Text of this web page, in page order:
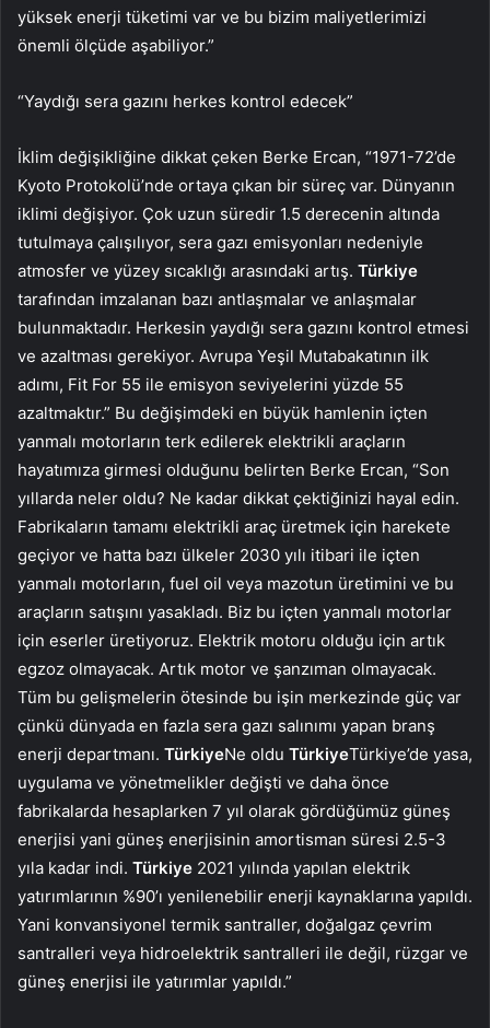
yüksek enerji tüketimi var ve bu bizim maliyetlerimizi
önemli ölçüde aşabiliyor.”
“Yaydığı sera gazını herkes kontrol edecek”
İklim değişikliğine dikkat çeken Berke Ercan, “1971-72’de
Kyoto Protokolü’nde ortaya çıkan bir süreç var. Dünyanın
iklimi değişiyor. Çok uzun süredir 1.5 derecenin altında
tutulmaya çalışılıyor, sera gazı emisyonları nedeniyle
atmosfer ve yüzey sıcaklığı arasındaki artış. Türkiye
tarafından imzalanan bazı antlaşmalar ve anlaşmalar
bulunmaktadır. Herkesin yaydığı sera gazını kontrol etmesi
ve azaltması gerekiyor. Avrupa Yeşil Mutabakatının ilk
adımı, Fit For 55 ile emisyon seviyelerini yüzde 55
azaltmaktır.” Bu değişimdeki en büyük hamlenin içten
yanmalı motorların terk edilerek elektrikli araçların
hayatımıza girmesi olduğunu belirten Berke Ercan, “Son
yıllarda neler oldu? Ne kadar dikkat çektiğinizi hayal edin.
Fabrikaların tamamı elektrikli araç üretmek için harekete
geçiyor ve hatta bazı ülkeler 2030 yılı itibari ile içten
yanmalı motorların, fuel oil veya mazotun üretimini ve bu
araçların satışını yasakladı. Biz bu içten yanmalı motorlar
için eserler üretiyoruz. Elektrik motoru olduğu için artık
egzoz olmayacak. Artık motor ve şanzıman olmayacak.
Tüm bu gelişmelerin ötesinde bu işin merkezinde güç var
çünkü dünyada en fazla sera gazı salınımı yapan branş
enerji departmanı. TürkiyeNe oldu TürkiyeTürkiye’de yasa,
uygulama ve yönetmelikler değişti ve daha önce
fabrikalarda hesaplarken 7 yıl olarak gördüğümüz güneş
enerjisi yani güneş enerjisinin amortisman süresi 2.5-3
yıla kadar indi. Türkiye 2021 yılında yapılan elektrik
yatırımlarının %90’ı yenilenebilir enerji kaynaklarına yapıldı.
Yani konvansiyonel termik santraller, doğalgaz çevrim
santralleri veya hidroelektrik santralleri ile değil, rüzgar ve
güneş enerjisi ile yatırımlar yapıldı.”